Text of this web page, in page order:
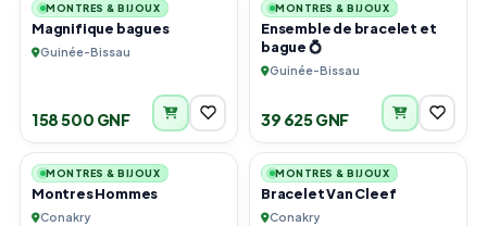
MONTRES & BIJOUX
Magnifique bagues
Guinée-Bissau
158 500 GNF
MONTRES & BIJOUX
Ensemble de bracelet et
bague 💍
Guinée-Bissau
39 625 GNF
5
MONTRES & BIJOUX
Montres Hommes
Conakry
5
MONTRES & BIJOUX
Bracelet Van Cleef
Conakry